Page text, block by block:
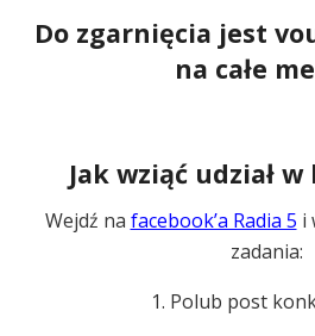
Do zgarnięcia jest
na całe
Jak wziąć udział
Wejdź na facebook’a Radia 5 i
zadania:
1. Polub post